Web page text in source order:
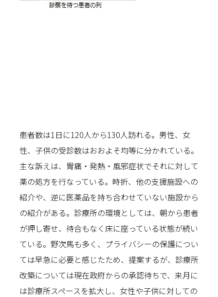
患者数は1日に120人から130人訪れる。男性、女
性、子供の受診数はおおよそ均等に分かれている。
主な訴えは、胃痛・発熱・風邪症状でそれに対して
薬の処方を行なっている。時折、他の支援施設への
紹介や、逆に医薬品を持ち合わせていない施設から
の紹介がある。診療所の環境としては、朝から患者
が押し寄せ、待合もなく床に座っている状態が続い
ている。野次馬も多く、プライバシーの保護につい
ては早急に必要と感じたため、提案するが、診療所
改築については現在政府からの承認待ちで、来月に
は診療所スペースを拡大し、女性や子供に対しての